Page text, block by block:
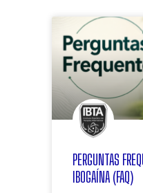
PERGUNTAS
IBOGAÍNA (FAQ)